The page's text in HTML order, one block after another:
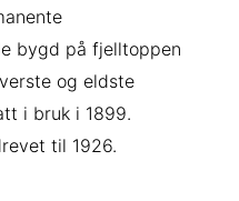
bygd på fjelltoppen
og eldste
i bruk i 1899.
til 1926.